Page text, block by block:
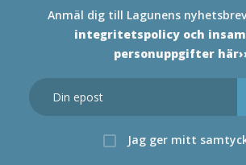
Anmäl dig till Lagunens
integritetspolicy och
personuppgifter
Jag ger mitt